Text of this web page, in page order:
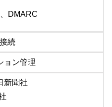
DMARC
続
ョン管理
新聞社